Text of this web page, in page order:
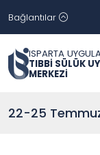
Bağlantılar
ISPARTA
TIBBİ SÜLÜK
MERKEZİ
22-25